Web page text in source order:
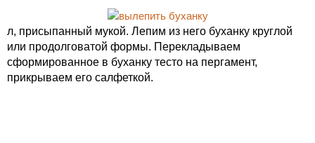
л, присыпанный мукой. Лепим из него буханку круглой
или продолговатой формы. Перекладываем
сформированное в буханку тесто на пергамент,
прикрываем его салфеткой.